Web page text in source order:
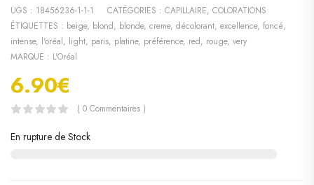
UGS : 18456236-1-1-1 CATÉGORIES : CAPILLAIRE, COLORATIONS
ÉTIQUETTES : beige, blond, blonde, creme, décolorant, excellence, foncé,
intense, l'oréal, light, paris, platine, préférence, red, rouge, very
MARQUE : L'Oréal
6.90€
( 0 Commentaires )
En rupture de Stock